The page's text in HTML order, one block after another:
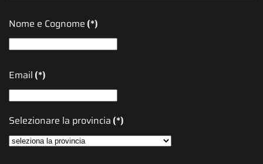
Nome e Cognome (*)
Email (*)
Selezionare la provincia (*)